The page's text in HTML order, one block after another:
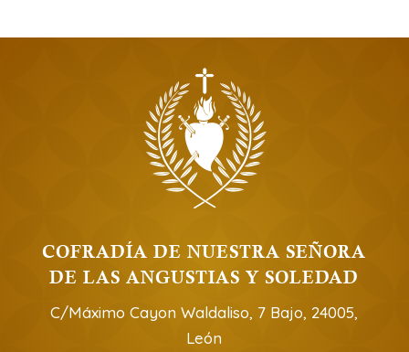
COFRADÍA DE NUESTRA SEÑORA
DE LAS ANGUSTIAS Y SOLEDAD
C/Máximo Cayon Waldaliso, 7 Bajo, 24005,
León